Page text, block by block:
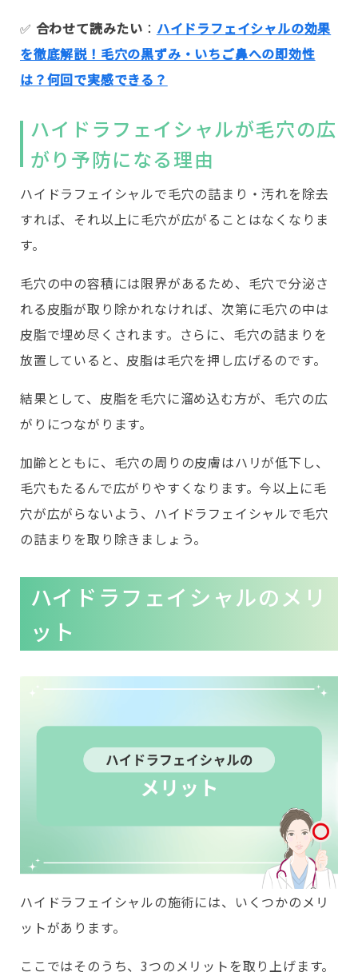
✅️ 合わせて読みたい ： ハイドラフェイシャルの効果
を徹底解説！毛穴の黒ずみ・いちご鼻への即効性
は？何回で実感できる？
ハイドラフェイシャルが毛穴の広
がり予防になる理由
ハイドラフェイシャルで毛穴の詰まり・汚れを除去
すれば、それ以上に毛穴が広がることはなくなりま
す。
毛穴の中の容積には限界があるため、毛穴で分泌さ
れる皮脂が取り除かれなければ、次第に毛穴の中は
皮脂で埋め尽くされます。さらに、毛穴の詰まりを
放置していると、皮脂は毛穴を押し広げるのです。
結果として、皮脂を毛穴に溜め込む方が、毛穴の広
がりにつながります。
加齢とともに、毛穴の周りの皮膚はハリが低下し、
毛穴もたるんで広がりやすくなります。今以上に毛
穴が広がらないよう、ハイドラフェイシャルで毛穴
の詰まりを取り除きましょう。
ハイドラフェイシャルのメリ
ット
ハイドラフェイシャルの施術には、いくつかのメリ
ットがあります。
ここではそのうち、3つのメリットを取り上げます。